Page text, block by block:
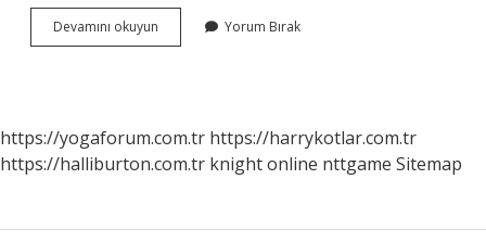
Devamını okuyun Bakmak
Sözcüğü
Yorum Bırak
https://yogaforum.com.tr https://harrykotlar.com.tr
https://halliburton.com.tr knight online nttgame Sitemap